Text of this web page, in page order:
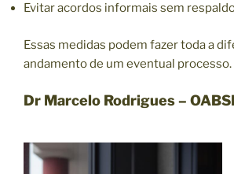
Evitar acordos informais sem
Essas medidas podem fazer toda a
andamento de um eventual processo.
Dr Marcelo Rodrigues –